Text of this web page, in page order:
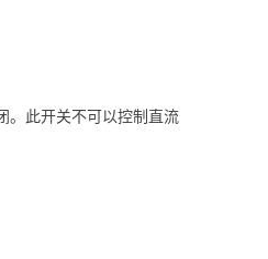
。此开关不可以控制直流